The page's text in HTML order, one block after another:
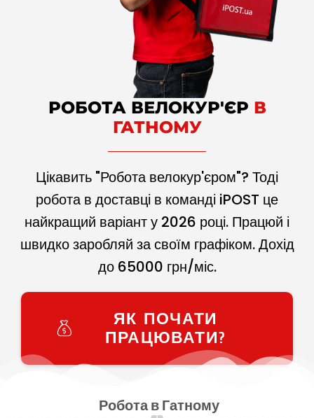
РОБОТА ВЕЛОКУР'ЄР В
ГАТНОМУ
Цікавить "Робота велокур'єром"? Тоді
робота в доставці в команді iPOST це
найкращий варіант у 2026 році. Працюй і
швидко заробляй за своїм графіком. Дохід
до 65000 грн/міс.
ЯК ПОЧАТИ
ПРАЦЮВАТИ?
Робота в Гатному